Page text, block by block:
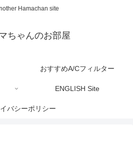
Hamachan site
ちゃんのお部屋
おすすめA/Cフィルター
ENGLISH Site
バシーポリシー